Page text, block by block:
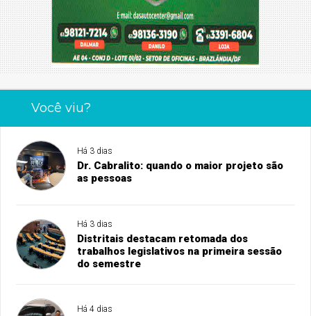
Você viu?
Há 3 dias
Dr. Cabralito: quando o maior projeto são
as pessoas
Há 3 dias
Distritais destacam retomada dos
trabalhos legislativos na primeira sessão
do semestre
Há 4 dias